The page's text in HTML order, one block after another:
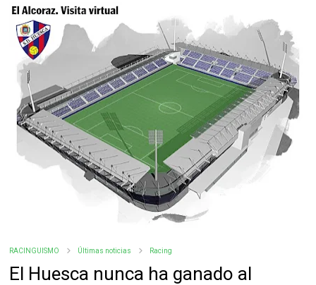
RACINGUISMO Últimas noticias Racing
El Huesca nunca ha ganado al